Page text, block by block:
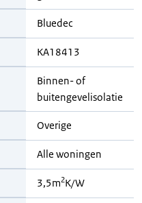
Bluedec
KA18413
Binnen- of
buitengevelisolatie
Overige
Alle woningen
3,5m2K/W